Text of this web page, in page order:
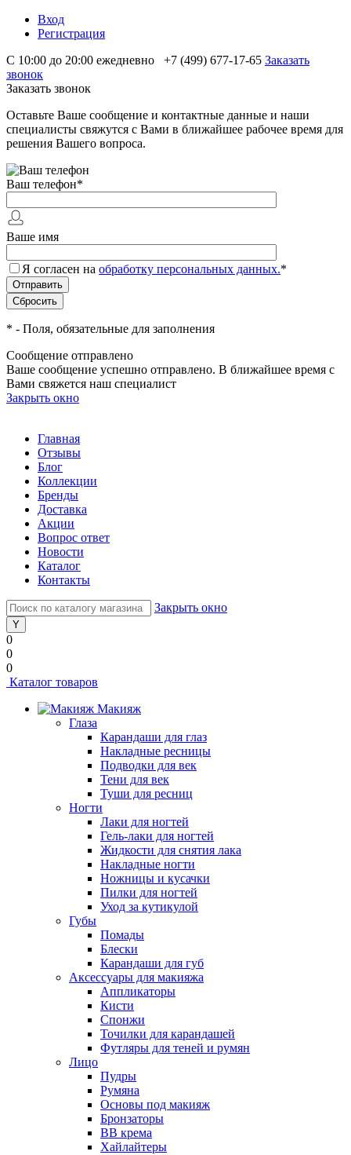
Вход
Регистрация
С 10:00 до 20:00 ежедневно
+7 (499) 677-17-65 Заказать
звонок
Заказать звонок
Оставьте Ваше сообщение и контактные данные и наши
специалисты свяжутся с Вами в ближайшее рабочее время для
решения Вашего вопроса.
Ваш телефон*
Ваше имя
Я согласен на обработку персональных данных.*
* - Поля, обязательные для заполнения
Сообщение отправлено
Ваше сообщение успешно отправлено. В ближайшее время с
Вами свяжется наш специалист
Закрыть окно
Главная
Отзывы
Блог
Коллекции
Бренды
Доставка
Акции
Вопрос ответ
Новости
Каталог
Контакты
Закрыть окно
0
0
0
Каталог товаров
Макияж
Глаза
Карандаши для глаз
Накладные ресницы
Подводки для век
Тени для век
Туши для ресниц
Ногти
Лаки для ногтей
Гель-лаки для ногтей
Жидкости для снятия лака
Накладные ногти
Ножницы и кусачки
Пилки для ногтей
Уход за кутикулой
Губы
Помады
Блески
Карандаши для губ
Аксессуары для макияжа
Аппликаторы
Кисти
Спонжи
Точилки для карандашей
Футляры для теней и румян
Лицо
Пудры
Румяна
Основы под макияж
Бронзаторы
BB крема
Хайлайтеры